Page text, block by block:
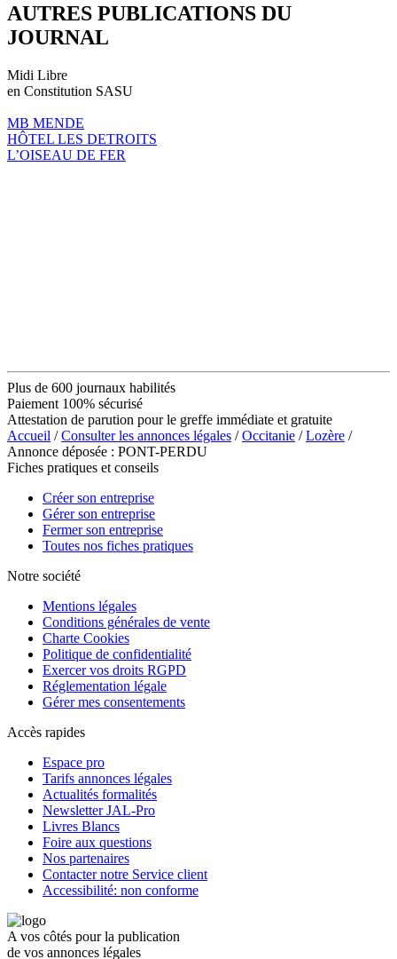
AUTRES PUBLICATIONS DU
JOURNAL
Midi Libre
en Constitution SASU
MB MENDE
HÔTEL LES DETROITS
L’OISEAU DE FER
Plus de 600 journaux habilités
Paiement 100% sécurisé
Attestation de parution pour le greffe immédiate et gratuite
Accueil /Consulter les annonces légales /Occitanie /Lozère /
Annonce déposée : PONT-PERDU
Fiches pratiques et conseils
Créer son entreprise
Gérer son entreprise
Fermer son entreprise
Toutes nos fiches pratiques
Notre société
Mentions légales
Conditions générales de vente
Charte Cookies
Politique de confidentialité
Exercer vos droits RGPD
Réglementation légale
Gérer mes consentements
Accès rapides
Espace pro
Tarifs annonces légales
Actualités formalités
Newsletter JAL-Pro
Livres Blancs
Foire aux questions
Nos partenaires
Contacter notre Service client
Accessibilité: non conforme
A vos côtés pour la publication
de vos annonces légales